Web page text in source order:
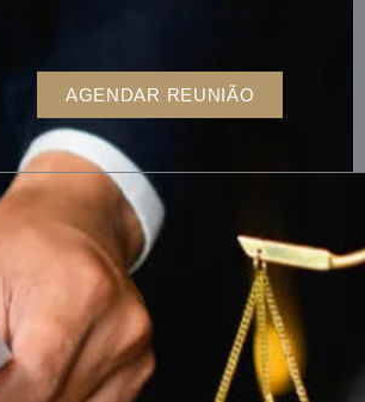
AGENDAR REUNIÃO